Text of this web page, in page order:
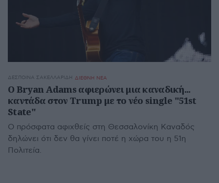
ΔΈΣΠΟΙΝΑ ΣΑΚΕΛΛΑΡΊΔΗ ΔΙΕΘΝΗ ΝΕΑ
Ο Bryan Adams αφιερώνει μια καναδική...
καντάδα στον Trump με το νέο single "51st
State"
Ο πρόσφατα αφιχθείς στη Θεσσαλονίκη Καναδός
δηλώνει ότι δεν θα γίνει ποτέ η χώρα του η 51η
Πολιτεία.